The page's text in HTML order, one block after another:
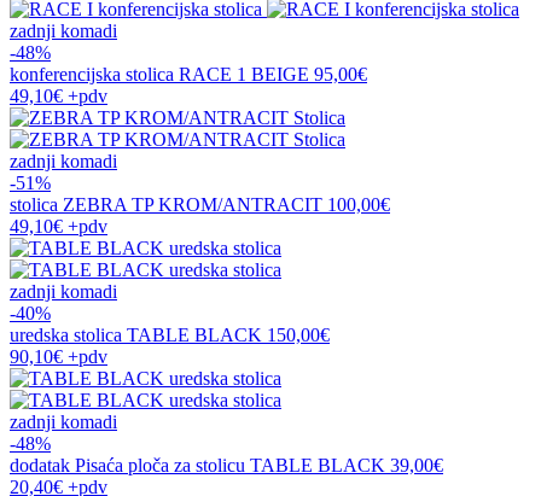
zadnji komadi
-48%
konferencijska stolica RACE 1 BEIGE 95,00€
49,10€ +pdv
zadnji komadi
-51%
stolica ZEBRA TP KROM/ANTRACIT 100,00€
49,10€ +pdv
zadnji komadi
-40%
uredska stolica TABLE BLACK 150,00€
90,10€ +pdv
zadnji komadi
-48%
dodatak Pisaća ploča za stolicu TABLE BLACK 39,00€
20,40€ +pdv